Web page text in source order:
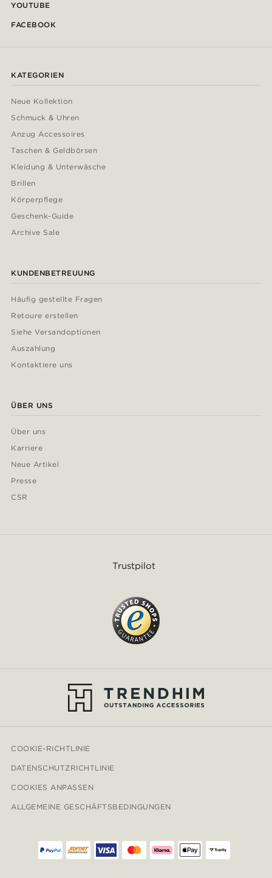
YOUTUBE
FACEBOOK
KATEGORIEN
Neue Kollektion
Schmuck & Uhren
Anzug Accessoires
Taschen & Geldbörsen
Kleidung & Unterwäsche
Brillen
Körperpflege
Geschenk-Guide
Archive Sale
KUNDENBETREUUNG
Häufig gestellte Fragen
Retoure erstellen
Siehe Versandoptionen
Auszahlung
Kontaktiere uns
ÜBER UNS
Über uns
Karriere
Neue Artikel
Presse
CSR
Trustpilot
COOKIE-RICHTLINIE
DATENSCHUTZRICHTLINIE
COOKIES ANPASSEN
ALLGEMEINE GESCHÄFTSBEDINGUNGEN